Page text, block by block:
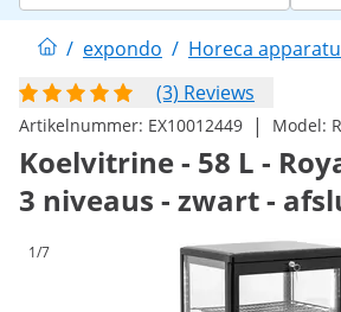
/ expondo / Horeca
(3) Reviews
Artikelnummer: EX10012449 | Model:
Koelvitrine - 58 L -
3 niveaus - zwart -
1/7